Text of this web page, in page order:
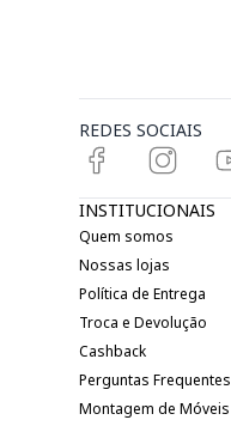
REDES SOCIAIS
INSTITUCIONAIS
Quem somos
Nossas lojas
Política de Entrega
Troca e Devolução
Cashback
Perguntas Frequentes
Montagem de Móveis